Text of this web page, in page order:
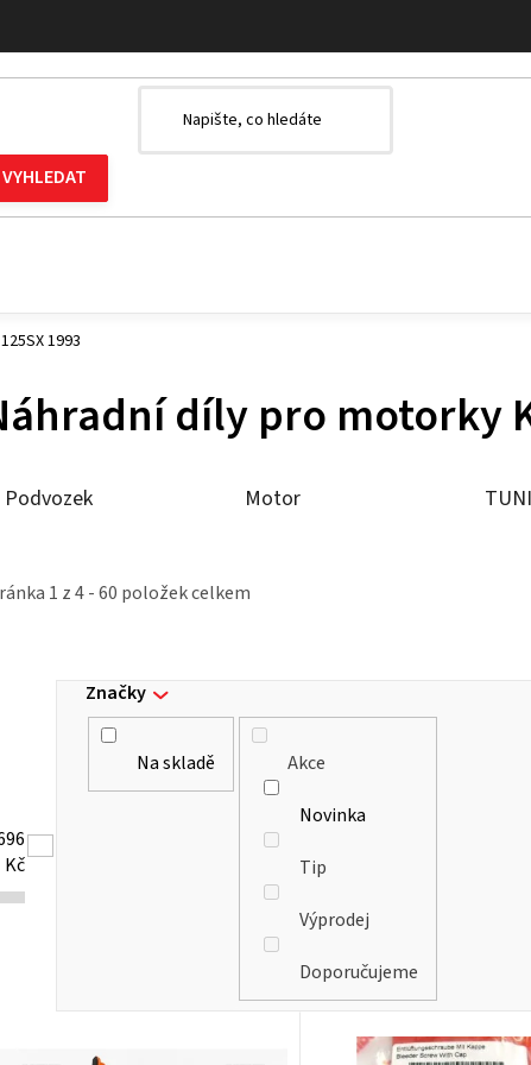
1993
díly pro motorky
Podvozek Motor
1 z4-60 položek celkem
Kč
Na skladě
Akce
Novinka
Tip
Výprodej
Doporučujeme
Značky